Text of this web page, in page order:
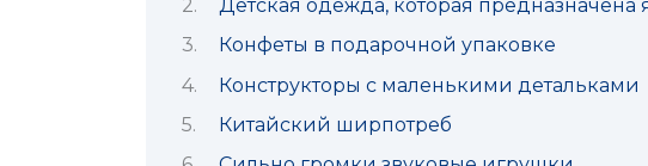
Детская одежда, которая предназначена
Конфеты в подарочной упаковке
Конструкторы с маленькими детальками
Китайский ширпотреб